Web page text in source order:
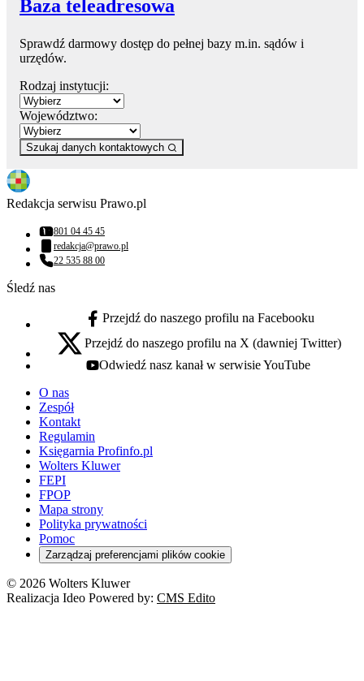
Baza teleadresowa
Sprawdź darmowy dostęp do pełnej bazy m.in. sądów i
urzędów.
Rodzaj instytucji:
Województwo:
Szukaj danych kontaktowych
Redakcja serwisu Prawo.pl
Numer telefonu:
801 04 45 45
Adres email:
redakcja@prawo.pl
Numer telefonu:
22 535 88 00
Śledź nas
facebook - otwiera się w nowej karcie
Przejdź do naszego profilu na Facebooku
x - otwiera się w nowej karcie
Przejdź do naszego profilu na X (dawniej Twitter)
youtube - otwiera się w nowej karcie
Odwiedź nasz kanał w serwisie YouTube
O nas
Zespół
Kontakt
Regulamin
Księgarnia Profinfo.pl
Wolters Kluwer
FEPI
FPOP
Mapa strony
Polityka prywatności
Pomoc
Zarządzaj preferencjami plików cookie
© 2026 Wolters Kluwer
Realizacja Ideo Powered by: CMS Edito